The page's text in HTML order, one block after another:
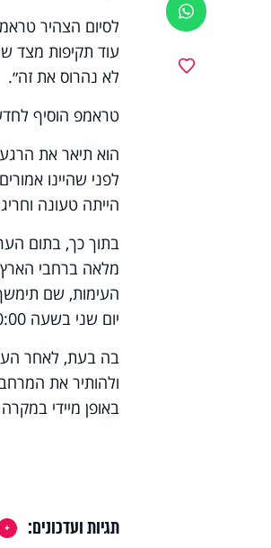
ווטסאפ
לסיום הצהיר
עוד תקיפות מצד
לא נהרוס את זה״.
טראמפ הוסיף לחדשות 12: "אין לביבי שום שיקול דעת. העברתי לו את המסר הזה -
הוא תיאר את
לפני שהיינו
הייתה טעונה
העימות, שם
יום שני בשעה 20:00.
בה בעת, לאחר
ולהותיר את המרחב
באופן מיידי
תגיות ועדכונים: